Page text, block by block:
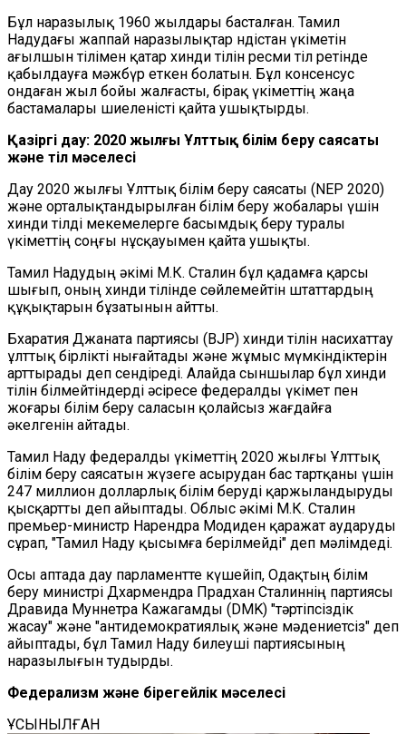
Бұл наразылық 1960 жылдары басталған. Тамил
Надудағы жаппай наразылықтар Үндістан үкіметін
ағылшын тілімен қатар хинди тілін ресми тіл ретінде
қабылдауға мәжбүр еткен болатын. Бұл консенсус
ондаған жыл бойы жалғасты, бірақ үкіметтің жаңа
бастамалары шиеленісті қайта ушықтырды.
Қазіргі дау: 2020 жылғы Ұлттық білім беру саясаты
және тіл мәселесі
Дау 2020 жылғы Ұлттық білім беру саясаты (NEP 2020)
және орталықтандырылған білім беру жобалары үшін
хинди тілді мекемелерге басымдық беру туралы
үкіметтің соңғы нұсқауымен қайта ушықты.
Тамил Надудың әкімі М.К. Сталин бұл қадамға қарсы
шығып, оның хинди тілінде сөйлемейтін штаттардың
құқықтарын бұзатынын айтты.
Бхаратия Джаната партиясы (BJP) хинди тілін насихаттау
ұлттық бірлікті нығайтады және жұмыс мүмкіндіктерін
арттырады деп сендіреді. Алайда сыншылар бұл хинди
тілін білмейтіндерді әсіресе федералды үкімет пен
жоғары білім беру саласын қолайсыз жағдайға
әкелгенін айтады.
Тамил Наду федералды үкіметтің 2020 жылғы Ұлттық
білім беру саясатын жүзеге асырудан бас тартқаны үшін
247 миллион долларлық білім беруді қаржыландыруды
қысқартты деп айыптады. Облыс әкімі М.К. Сталин
премьер-министр Нарендра Модиден қаражат аударуды
сұрап, "Тамил Наду қысымға берілмейді" деп мәлімдеді.
Осы аптада дау парламентте күшейіп, Одақтың білім
беру министрі Дхармендра Прадхан Сталиннің партиясы
Дравида Муннетра Кажагамды (DMK) "тәртіпсіздік
жасау" және "антидемократиялық және мәдениетсіз" деп
айыптады, бұл Тамил Наду билеуші партиясының
наразылығын тудырды.
Федерализм және бірегейлік мәселесі
ҰСЫНЫЛҒАН